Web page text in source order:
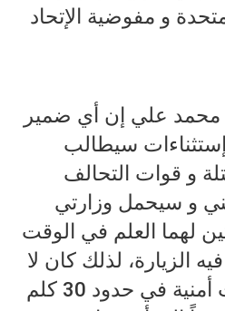
و مفوضية الإتحاد
علي إن أي ضمير
سيطالب
و قوات التحالف
و سيحمل وزارتي
لهما العلم في الوقت
الزيارة، لذلك كان لا
بد من وجود تحوطات أمنية في حدود 30 كلم